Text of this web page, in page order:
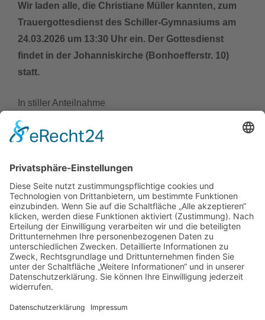
schiller.news
hitzebedingte Kurzstunden vom 22.6 bis 26.6.2026
Einladung zum Kennenlern-Nachmittag am 2.7.2026
Unser Schulgarten wächst – unterstützen Sie unser
Projekt!
Wir laden alle, die Christiane Müller kannten, zum
Trauergottesdienst des Schiller-Gymnasiums am
24.03.2026 um 13:30 Uhr ein. Der Gottesdienst
findet in der Johanniskirche (Bonhoefferstr. 10)
statt.
In stiller Anteilnahme
Die Schulleitung des Schiller‑Gymnasiums
DetailsVeröffentlicht: 18. Februar 2026